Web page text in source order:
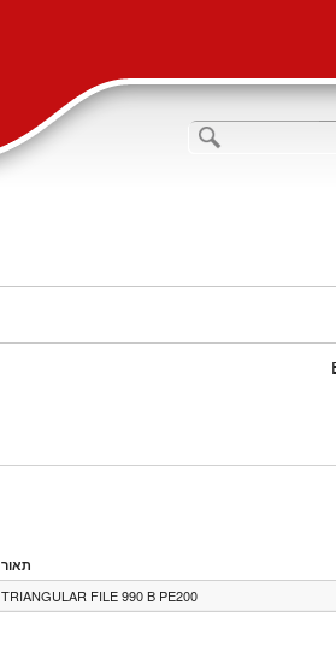
תאור
TRIANGULAR FILE 990 B PE200